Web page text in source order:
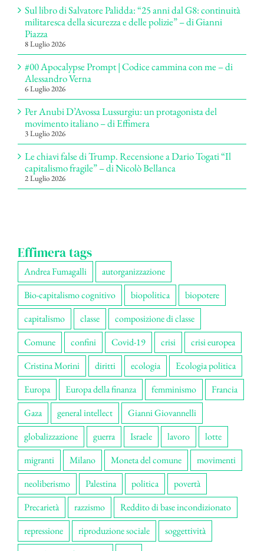
Sul libro di Salvatore Palidda: “25 anni dal G8: continuità
militaresca della sicurezza e delle polizie” – di Gianni
Piazza
8 Luglio 2026
#00 Apocalypse Prompt | Codice cammina con me – di
Alessandro Verna
6 Luglio 2026
Per Anubi D’Avossa Lussurgiu: un protagonista del
movimento italiano – di Effimera
3 Luglio 2026
Le chiavi false di Trump. Recensione a Dario Togati “Il
capitalismo fragile” – di Nicolò Bellanca
2 Luglio 2026
Effimera tags
Andrea Fumagalli
autorganizzazione
Bio-capitalismo cognitivo
biopolitica
biopotere
capitalismo
classe
composizione di classe
Comune
confini Covid-19 crisi
crisi europea
Cristina Morini
diritti ecologia
Ecologia politica
Europa
Europa della finanza femminismo
Francia
Gaza
general intellect
Gianni Giovannelli
globalizzazione
guerra Israele lavoro
lotte
migranti
Milano Moneta del comune
movimenti
neoliberismo
Palestina politica
povertà
Precarietà
razzismo
Reddito di base incondizionato
repressione
riproduzione sociale
soggettività